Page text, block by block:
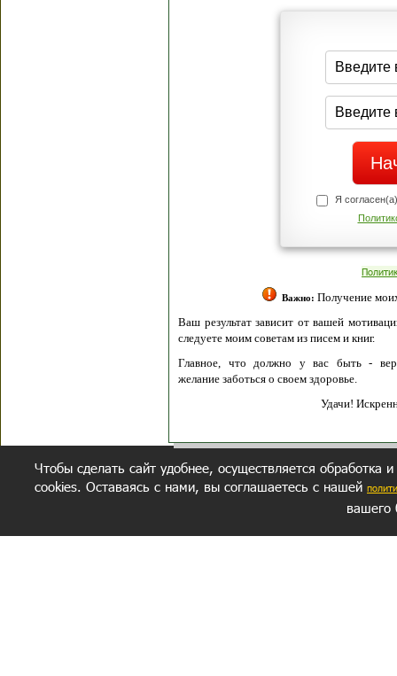
Я
Важно: Получение
Ваш результат зависит от вашей
следуете моим советам из писем и книг.
Главное, что должно у вас быть -
желание заботься о своем здоровье.
Удачи!
Чтобы сделать сайт удобнее, осуществляется обработка
cookies. Оставаясь с нами, вы соглашаетесь с нашей
вашего